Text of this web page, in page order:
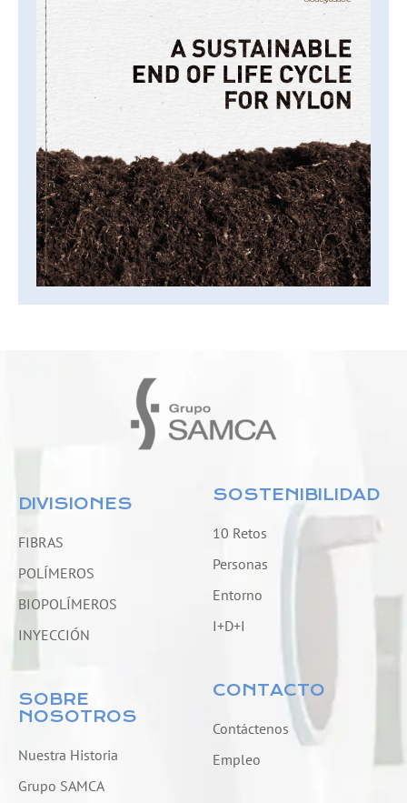
DIVISIONES
FIBRAS
POLÍMEROS
BIOPOLÍMEROS
INYECCIÓN
SOBRE
NOSOTROS
Nuestra Historia
Grupo SAMCA
SOSTENIBILIDAD
10 Retos
Personas
Entorno
I+D+I
CONTACTO
Contáctenos
Empleo